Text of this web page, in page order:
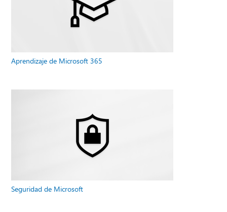
Aprendizaje de Microsoft 365
Seguridad de Microsoft